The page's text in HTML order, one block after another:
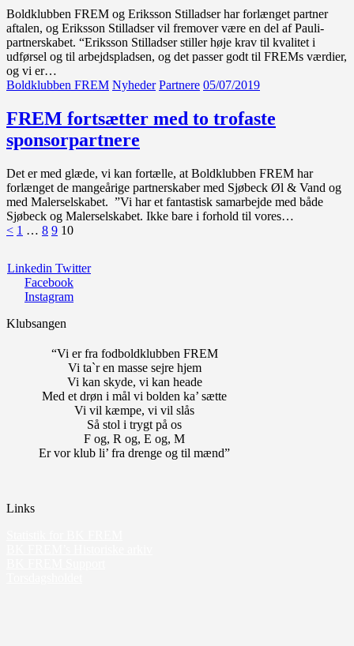
Boldklubben FREM og Eriksson Stilladser har forlænget partner
aftalen, og Eriksson Stilladser vil fremover være en del af Pauli-
partnerskabet. “Eriksson Stilladser stiller høje krav til kvalitet i
udførsel og til arbejdspladsen, og det passer godt til FREMs værdier,
og vi er…
Boldklubben FREM Nyheder Partnere 05/07/2019
FREM fortsætter med to trofaste
sponsorpartnere
Det er med glæde, vi kan fortælle, at Boldklubben FREM har
forlænget de mangeårige partnerskaber med Sjøbeck Øl & Vand og
med Malerselskabet. ”Vi har et fantastisk samarbejde med både
Sjøbeck og Malerselskabet. Ikke bare i forhold til vores…
Indlægsinddeling
< Page
1 … Page
8 Page
9 Page
10
Linkedin Twitter
Facebook
Instagram
Klubsangen
“Vi er fra fodboldklubben FREM
Vi ta`r en masse sejre hjem
Vi kan skyde, vi kan heade
Med et drøn i mål vi bolden ka’ sætte
Vi vil kæmpe, vi vil slås
Så stol i trygt på os
F og, R og, E og, M
Er vor klub li’ fra drenge og til mænd”
Links